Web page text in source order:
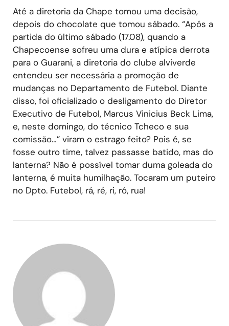
Até a diretoria da Chape tomou uma decisão,
depois do chocolate que tomou sábado. “Após a
partida do último sábado (17.08), quando a
Chapecoense sofreu uma dura e atípica derrota
para o Guarani, a diretoria do clube alviverde
entendeu ser necessária a promoção de
mudanças no Departamento de Futebol. Diante
disso, foi oficializado o desligamento do Diretor
Executivo de Futebol, Marcus Vinicius Beck Lima,
e, neste domingo, do técnico Tcheco e sua
comissão…” viram o estrago feito? Pois é, se
fosse outro time, talvez passasse batido, mas do
lanterna? Não é possível tomar duma goleada do
lanterna, é muita humilhação. Tocaram um puteiro
no Dpto. Futebol, rá, ré, ri, ró, rua!